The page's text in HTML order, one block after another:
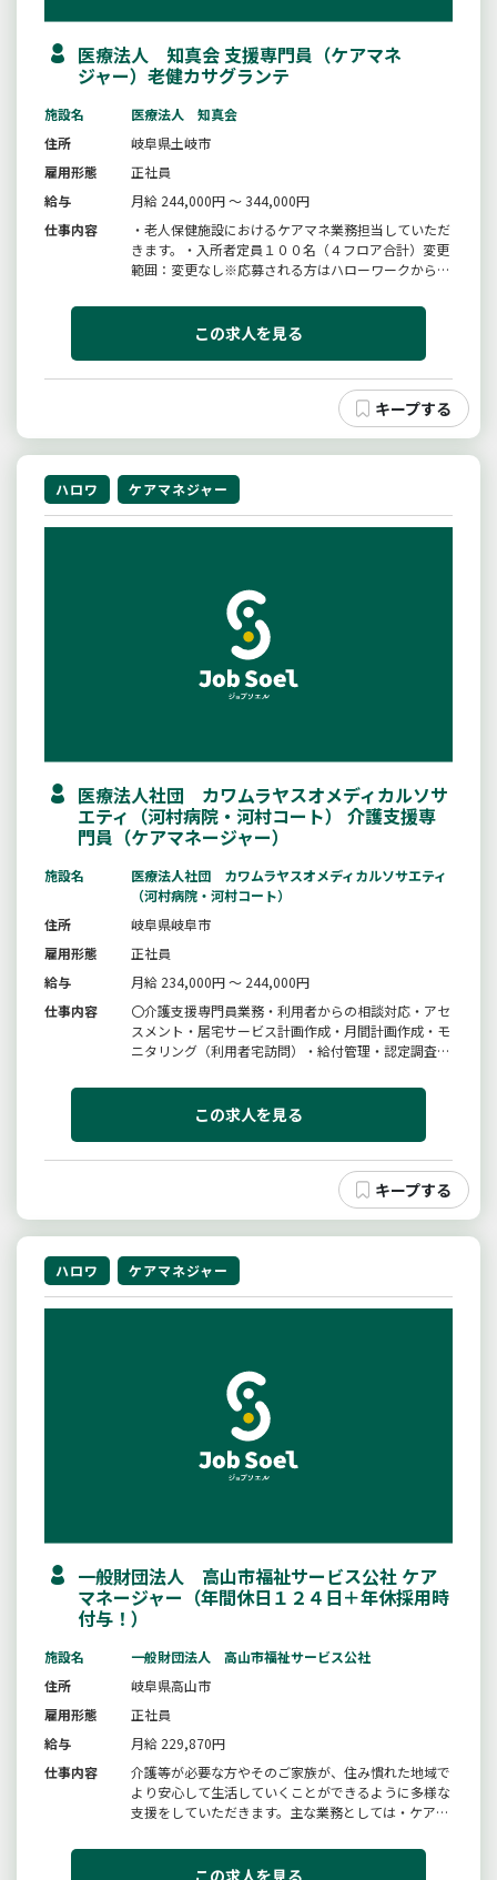
医療法人 知真会 支援専門員（ケアマネ
ジャー）老健カサグランテ
施設名
医療法人 知真会
住所
岐阜県土岐市
雇用形態
正社員
給与
月給 244,000円 ～ 344,000円
仕事内容
・老人保健施設におけるケアマネ業務担当していただ
きます。・入所者定員１００名（４フロア合計）変更
範囲：変更なし※応募される方はハローワークから
この求人を見る
ハロワ ケアマネジャー
医療法人社団 カワムラヤスオメディカルソサ
エティ（河村病院・河村コート） 介護支援専
門員（ケアマネージャー）
施設名
医療法人社団 カワムラヤスオメディカルソサエティ
（河村病院・河村コート）
住所
岐阜県岐阜市
雇用形態
正社員
給与
月給 234,000円 ～ 244,000円
仕事内容
〇介護支援専門員業務・利用者からの相談対応・アセ
スメント・居宅サービス計画作成・月間計画作成・モ
ニタリング（利用者宅訪問）・給付管理・認定調査変
この求人を見る
ハロワ ケアマネジャー
一般財団法人 高山市福祉サービス公社 ケア
マネージャー（年間休日１２４日＋年休採用時
付与！）
施設名
一般財団法人 高山市福祉サービス公社
住所
岐阜県高山市
雇用形態
正社員
給与
月給 229,870円
仕事内容
介護等が必要な方やそのご家族が、住み慣れた地域で
より安心して生活していくことができるように多様な
支援をしていただきます。主な業務としては・ケアプ
働調整などとなります。人材育成充実しています。ま
た更新研修や再研修等は業務として受けていただきま
この求人を見る